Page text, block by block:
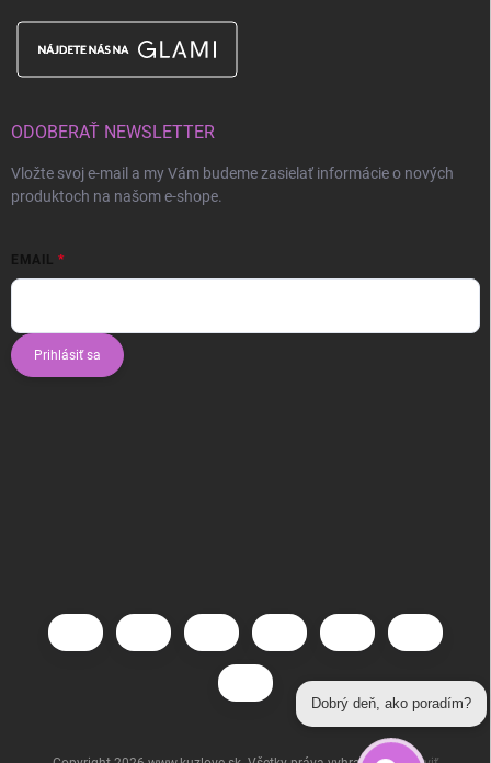
ODOBERAŤ NEWSLETTER
Vložte svoj e-mail a my Vám budeme zasielať informácie o nových
produktoch na našom e-shope.
EMAIL
Prihlásiť sa
Dobrý deň, ako poradím?